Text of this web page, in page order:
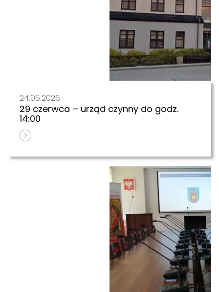
24.06.2026
29 czerwca – urząd czynny do godz.
14:00